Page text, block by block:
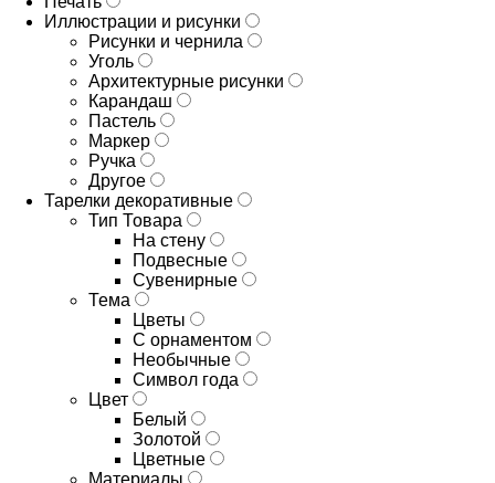
Иллюстрации и рисунки
Рисунки и чернила
Уголь
Архитектурные рисунки
Карандаш
Пастель
Маркер
Ручка
Другое
Тарелки декоративные
Тип Товара
На стену
Подвесные
Сувенирные
Тема
Цветы
С орнаментом
Необычные
Символ года
Цвет
Белый
Золотой
Цветные
Материалы